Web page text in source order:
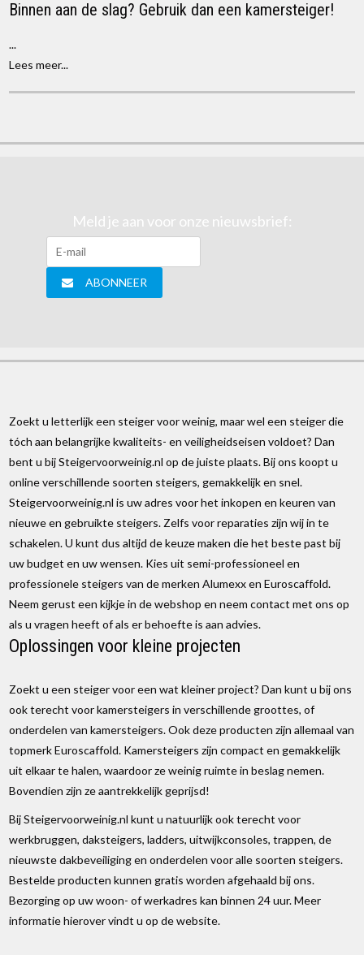
Binnen aan de slag? Gebruik dan een kamersteiger!
...
Lees meer...
Meld je aan voor onze nieuwsbrief:
ABONNEER
Zoekt u letterlijk een steiger voor weinig, maar wel een steiger die
tóch aan belangrijke kwaliteits- en veiligheidseisen voldoet? Dan
bent u bij Steigervoorweinig.nl op de juiste plaats. Bij ons koopt u
online verschillende soorten steigers, gemakkelijk en snel.
Steigervoorweinig.nl is uw adres voor het inkopen en keuren van
nieuwe en gebruikte steigers. Zelfs voor reparaties zijn wij in te
schakelen. U kunt dus altijd de keuze maken die het beste past bij
uw budget en uw wensen. Kies uit semi-professioneel en
professionele steigers van de merken Alumexx en Euroscaffold.
Neem gerust een kijkje in de webshop en neem contact met ons op
als u vragen heeft of als er behoefte is aan advies.
Oplossingen voor kleine projecten
Zoekt u een steiger voor een wat kleiner project? Dan kunt u bij ons
ook terecht voor kamersteigers in verschillende groottes, of
onderdelen van kamersteigers. Ook deze producten zijn allemaal van
topmerk Euroscaffold. Kamersteigers zijn compact en gemakkelijk
uit elkaar te halen, waardoor ze weinig ruimte in beslag nemen.
Bovendien zijn ze aantrekkelijk geprijsd!
Bij Steigervoorweinig.nl kunt u natuurlijk ook terecht voor
werkbruggen, daksteigers, ladders, uitwijkconsoles, trappen, de
nieuwste dakbeveiliging en onderdelen voor alle soorten steigers.
Bestelde producten kunnen gratis worden afgehaald bij ons.
Bezorging op uw woon- of werkadres kan binnen 24 uur. Meer
informatie hierover vindt u op de website.